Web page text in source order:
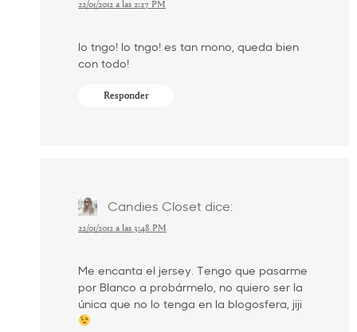
22/01/2012 a las 2:27 PM
lo tngo! lo tngo! es tan mono, queda bien
con todo!
Responder
Candies Closet dice:
22/01/2012 a las 3:48 PM
Me encanta el jersey. Tengo que pasarme
por Blanco a probármelo, no quiero ser la
única que no lo tenga en la blogosfera, jiji